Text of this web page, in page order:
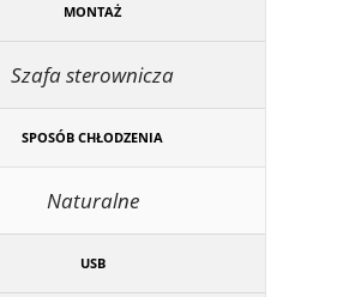
MONTAŻ
Szafa sterownicza
SPOSÓB CHŁODZENIA
Naturalne
USB